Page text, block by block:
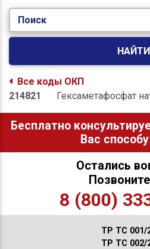
Поиск
НАЙТИ
Все коды ОКП
214821
Гексаметафосфат
Бесплатно
Вас
Остались
8 (800)
ТР ТС 001/
ТР ТС 002/